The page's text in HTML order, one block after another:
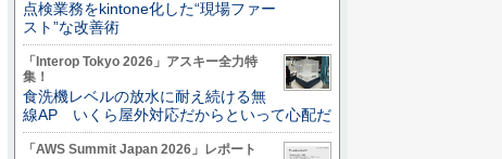
点検業務をkintone化した“現場ファー
スト”な改善術
「Interop Tokyo 2026」アスキー全力特
集！
食洗機レベルの放水に耐え続ける無
線AP いくら屋外対応だからといって心配だ
「AWS Summit Japan 2026」レポート